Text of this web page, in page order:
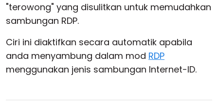
"terowong" yang disulitkan untuk memudahkan
sambungan RDP.
Ciri ini diaktifkan secara automatik apabila
anda menyambung dalam mod RDP
menggunakan jenis sambungan Internet-ID.
Awan & Di Dalam Premis